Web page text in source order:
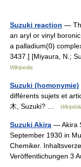
Suzuki reaction —
an aryl or vinyl
a palladium(0)
3437.] [Miyaura, N.;
Wikipedia
Suzuki (homonymie)
différents sujets et
木, Suzuki? …
Suzuki Akira — Akira
September 1930 in
Chemiker.
Veröffentlichungen 3